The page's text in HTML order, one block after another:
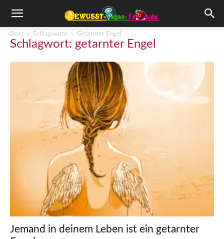
Start Schlagworte Getarnter Engel
Schlagwort: getarnter Engel
Jemand in deinem Leben ist ein getarnter